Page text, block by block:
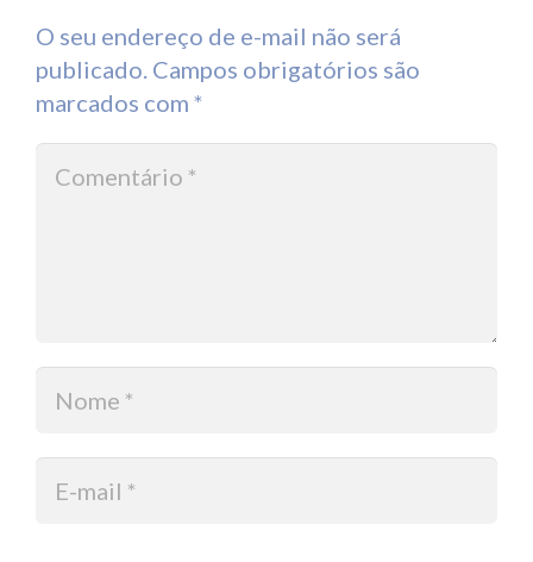
O seu endereço de e-mail não será
publicado. Campos obrigatórios são
marcados com *